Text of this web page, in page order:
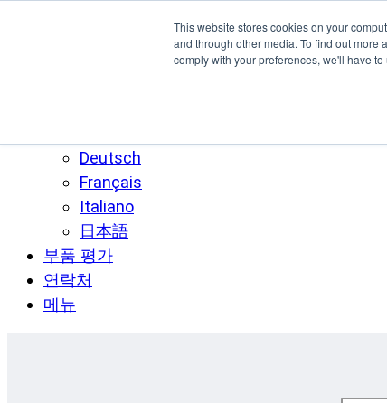
This website stores cookies on your
and through other media. To find out more
comply with your preferences, we'll have
주요 콘텐츠로 건너뛰기
Deutsch
Français
Italiano
日本語
부품 평가
연락처
메뉴